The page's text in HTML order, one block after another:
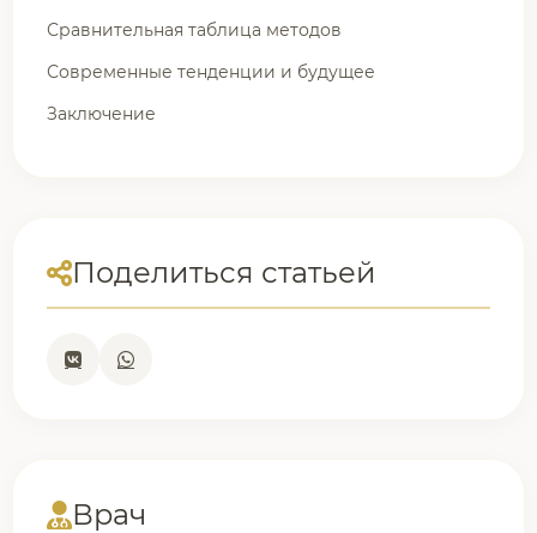
Сравнительная таблица методов
Современные тенденции и будущее
Заключение
Поделиться статьей
Врач